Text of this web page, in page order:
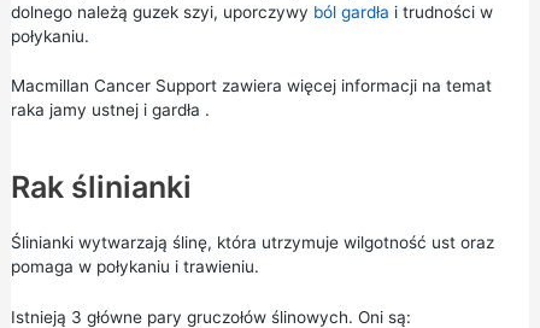
dolnego należą guzek szyi, uporczywy ból gardła i trudności w
połykaniu.
Macmillan Cancer Support zawiera więcej informacji na temat
raka jamy ustnej i gardła .
Rak ślinianki
Ślinianki wytwarzają ślinę, która utrzymuje wilgotność ust oraz
pomaga w połykaniu i trawieniu.
Istnieją 3 główne pary gruczołów ślinowych. Oni są: